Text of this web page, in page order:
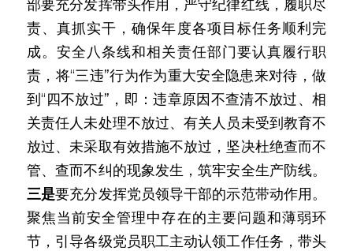
部要充分发挥带头作用，严守纪律红线，履职尽
责、真抓实干，确保年度各项目标任务顺利完
成。安全八条线和相关责任部门要认真履行职
责，将“三违”行为作为重大安全隐患来对待，做
到“四不放过”，即：违章原因不查清不放过、相
关责任人未处理不放过、有关人员未受到教育不
放过、未采取有效措施不放过，坚决杜绝查而不
管、查而不纠的现象发生，筑牢安全生产防线。
三是要充分发挥党员领导干部的示范带动作用。
聚焦当前安全管理中存在的主要问题和薄弱环
节，引导各级党员职工主动认领工作任务，带头